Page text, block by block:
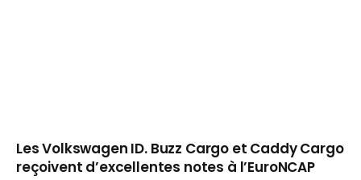
Les Volkswagen ID. Buzz Cargo et Caddy Cargo
reçoivent d’excellentes notes à l’EuroNCAP